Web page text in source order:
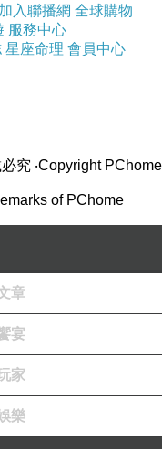
加入聯播網 全球購物
服務中心
星座命理 會員中心
究 ‧Copyright PChome
of PChome
章
宴
家
樂